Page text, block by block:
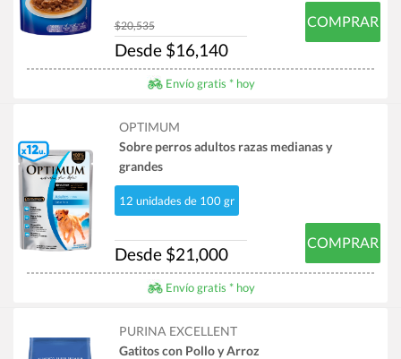
$20,535
Desde $16,140
COMPRAR
Envío gratis * hoy
OPTIMUM
Sobre perros adultos razas medianas y
grandes
12 unidades de 100 gr
Desde $21,000
COMPRAR
Envío gratis * hoy
PURINA EXCELLENT
Gatitos con Pollo y Arroz